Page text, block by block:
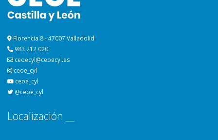
Florencia 8 - 47007 Valladolid
983 212 020
ceoecyl@ceoecyl.es
ceoe_cyl
ceoe_cyl
@ceoe_cyl
Localización __